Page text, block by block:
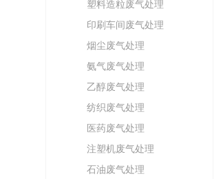
塑料造粒废气处理
印刷车间废气处理
烟尘废气处理
氨气废气处理
乙醇废气处理
纺织废气处理
医药废气处理
注塑机废气处理
石油废气处理